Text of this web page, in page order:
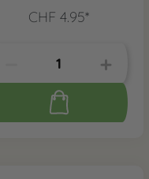
CHF 4.95*